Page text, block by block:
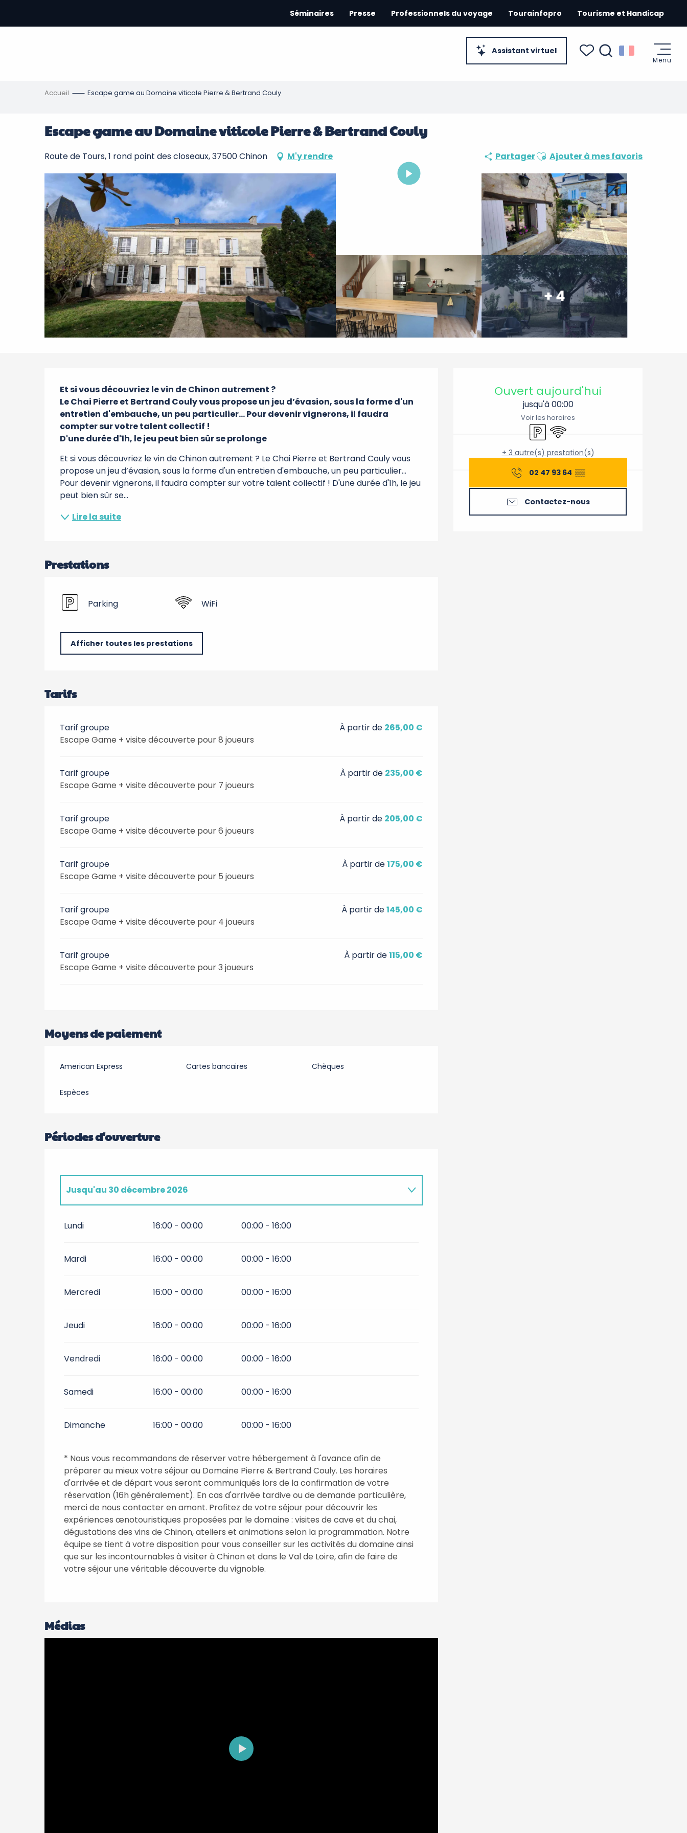
contenu
Assistant virtuel
Séminaires Presse Professionnels du voyage Tourainfopro Tourisme et Handicap
Menu
Accueil Escape game au Domaine viticole Pierre & Bertrand Couly
Escape game au Domaine viticole Pierre & Bertrand Couly
Route de Tours, 1 rond point des closeaux, 37500 Chinon M'y rendre PartagerAjouter aux favoris
Ajouter à mes favoris
+ 4
Ouverture et
Ouvert aujourd'hui
jusqu'à 00:00
Voir les horaires
ParkingWiFi
+ 3 autre(s) prestation(s)
02 47 93 64 ▒▒
Contactez-nous
Description
Et si vous découvriez le vin de Chinon autrement ?
Le Chai Pierre et Bertrand Couly vous propose un jeu d’évasion, sous la forme d'un
entretien d'embauche, un peu particulier... Pour devenir vignerons, il faudra
compter sur votre talent collectif !
D'une durée d'1h, le jeu peut bien sûr se prolonge
Et si vous découvriez le vin de Chinon autrement ? Le Chai Pierre et Bertrand Couly vous
propose un jeu d’évasion, sous la forme d'un entretien d'embauche, un peu particulier...
Pour devenir vignerons, il faudra compter sur votre talent collectif ! D'une durée d'1h, le jeu
peut bien sûr se...
Lire la suite
Prestations
Parking WiFi
Afficher toutes les prestations
Tarifs
Tarif groupe
Escape Game + visite découverte pour 8 joueurs
À partir de 265,00 €
Tarif groupe
Escape Game + visite découverte pour 7 joueurs
À partir de 235,00 €
Tarif groupe
Escape Game + visite découverte pour 6 joueurs
À partir de 205,00 €
Tarif groupe
Escape Game + visite découverte pour 5 joueurs
À partir de175,00 €
Tarif groupe
Escape Game + visite découverte pour 4 joueurs
À partir de145,00 €
Tarif groupe
Escape Game + visite découverte pour 3 joueurs
À partir de115,00 €
Moyens de paiement
American Express Cartes bancaires Chèques
Espèces
Périodes d'ouverture
Jusqu'au 30 décembre 2026
2 janvier 2027 30 décembre 2027
Lundi 16:00 - 00:00 00:00 - 16:00
Mardi 16:00 - 00:00 00:00 - 16:00
Mercredi 16:00 - 00:00 00:00 - 16:00
Jeudi 16:00 - 00:00 00:00 - 16:00
Vendredi 16:00 - 00:00 00:00 - 16:00
Samedi 16:00 - 00:00 00:00 - 16:00
Dimanche 16:00 - 00:00 00:00 - 16:00
* Nous vous recommandons de réserver votre hébergement à l'avance afin de
préparer au mieux votre séjour au Domaine Pierre & Bertrand Couly. Les horaires
d'arrivée et de départ vous seront communiqués lors de la confirmation de votre
réservation (16h généralement). En cas d'arrivée tardive ou de demande particulière,
merci de nous contacter en amont. Profitez de votre séjour pour découvrir les
expériences œnotouristiques proposées par le domaine : visites de cave et du chai,
dégustations des vins de Chinon, ateliers et animations selon la programmation. Notre
équipe se tient à votre disposition pour vous conseiller sur les activités du domaine ainsi
que sur les incontournables à visiter à Chinon et dans le Val de Loire, afin de faire de
votre séjour une véritable découverte du vignoble.
Médias